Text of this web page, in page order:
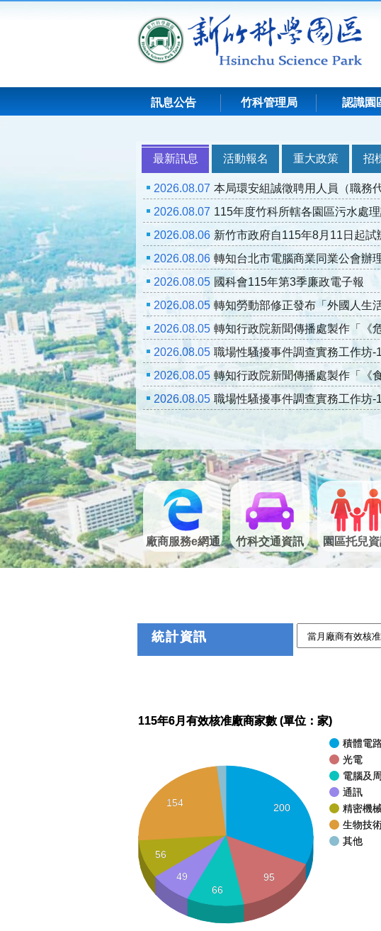
訊息公告 竹科管理局 認識園
最新訊息 活動報名 重大政策 招
2026.08.07 本局環安組誠徵聘用人員（職務
2026.08.07 115年度竹科所轄各園區污水處
2026.08.06 新竹市政府自115年8月11日起試
2026.08.06 轉知台北市電腦商業同業公會辦
2026.08.05 國科會115年第3季廉政電子報
2026.08.05 轉知勞動部修正發布「外國人生
2026.08.05 轉知行政院新聞傳播處製作「《
2026.08.05 職場性騷擾事件調查實務工作坊-
2026.08.05 轉知行政院新聞傳播處製作「《
2026.08.05 職場性騷擾事件調查實務工作坊-
廠商服務e網通 竹科交通資訊 園區托兒
統計資訊
115年6月有效核准廠商家數 (單位：家)
積體電
光電
電腦及
通訊
精密機
生物技
其他
200
95
154
56
49
66